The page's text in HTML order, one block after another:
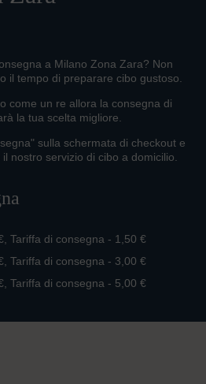
a Milano Zona Zara? Non
il tempo di preparare cibo gustoso.
come un re allora la consegna di
la tua scelta migliore.
sulla schermata di checkout e
nostro servizio di cibo a domicilio.
Tariffa di consegna - 1,50 €
Tariffa di consegna - 3,00 €
Tariffa di consegna - 5,00 €